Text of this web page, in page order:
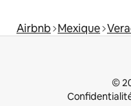
Airbnb Mexique
©